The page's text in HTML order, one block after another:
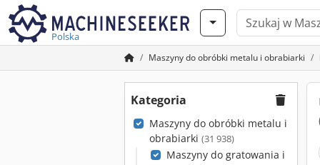
Polska
Maszyny do obróbki metalu i obrabiarki
Kategoria
Maszyny do obróbki metalu i
obrabiarki (31 938)
Maszyny do gratowania i